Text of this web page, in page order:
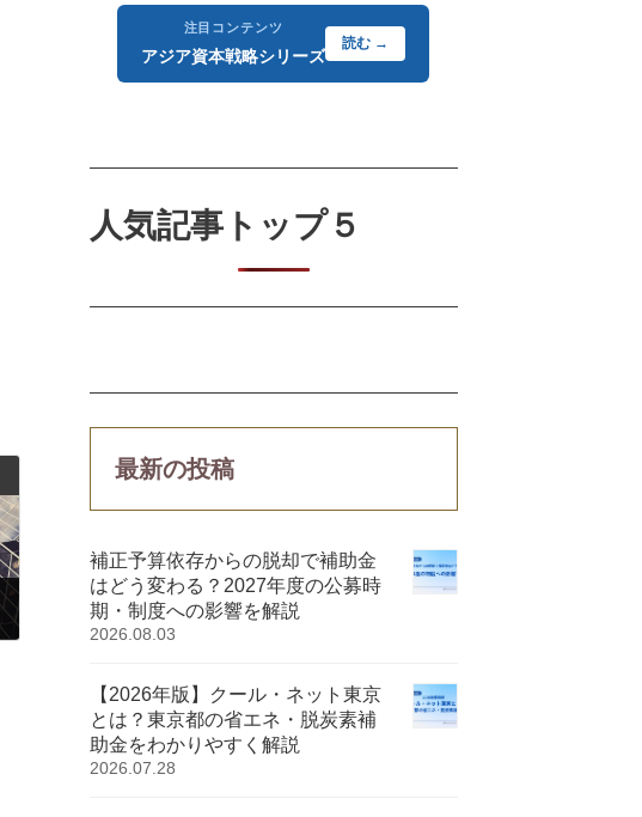
注目コンテンツ
アジア資本戦略シリーズ
読む →
人気記事トップ５
最新の投稿
補正予算依存からの脱却で補助金
はどう変わる？2027年度の公募時
期・制度への影響を解説
2026.08.03
【2026年版】クール・ネット東京
とは？東京都の省エネ・脱炭素補
助金をわかりやすく解説
2026.07.28